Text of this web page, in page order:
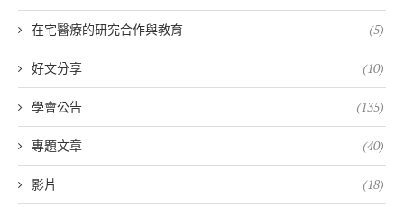
在宅醫療的研究合作與教育 (5)
好文分享 (10)
學會公告 (135)
專題文章 (40)
影片 (18)